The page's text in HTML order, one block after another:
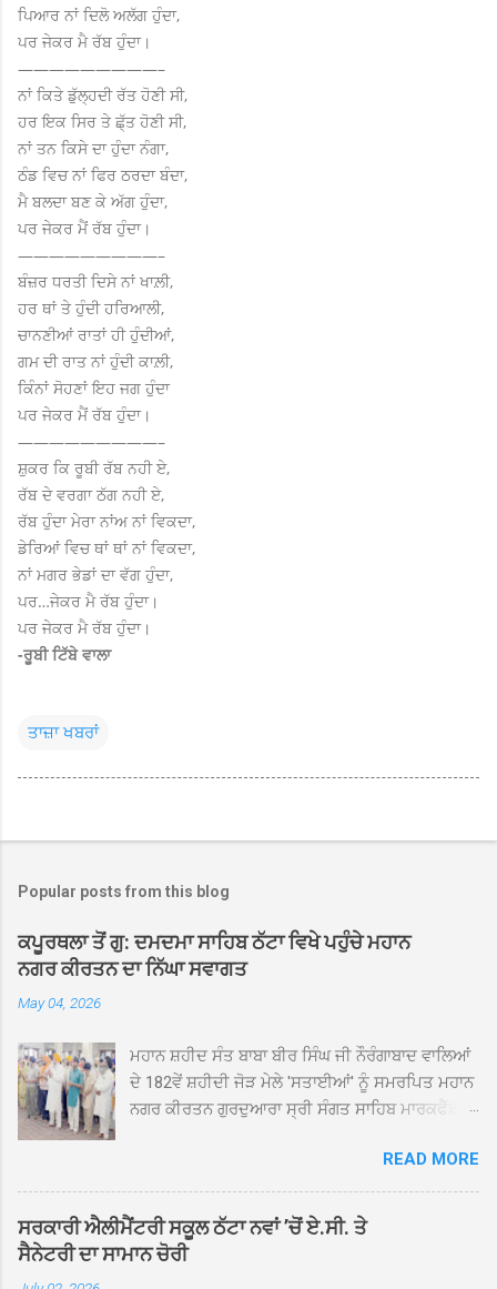
ਪਿਆਰ ਨਾਂ ਦਿਲੋ ਅਲੱਗ ਹੁੰਦਾ,
ਪਰ ਜੇਕਰ ਮੈ ਰੱਬ ਹੁੰਦਾ।
—————————–
ਨਾਂ ਕਿਤੇ ਡੁੱਲ੍ਹਦੀ ਰੱਤ ਹੋਣੀ ਸੀ,
ਹਰ ਇਕ ਸਿਰ ਤੇ ਛ੍‍ੱਤ ਹੋਣੀ ਸੀ,
ਨਾਂ ਤਨ ਕਿਸੇ ਦਾ ਹੁੰਦਾ ਨੰਗਾ,
ਠੰਡ ਵਿਚ ਨਾਂ ਫਿਰ ਠਰਦਾ ਬੰਦਾ,
ਮੈ ਬਲਦਾ ਬਣ ਕੇ ਅੱਗ ਹੁੰਦਾ,
ਪਰ ਜੇਕਰ ਮੈਂ ਰੱਬ ਹੁੰਦਾ।
—————————–
ਬੰਜ਼ਰ ਧਰਤੀ ਦਿਸੇ ਨਾਂ ਖਾਲ਼ੀ,
ਹਰ ਥਾਂ ਤੇ ਹੁੰਦੀ ਹਰਿਆਲੀ,
ਚਾਨਣੀਆਂ ਰਾਤਾਂ ਹੀ ਹੁੰਦੀਆਂ,
ਗਮ ਦੀ ਰਾਤ ਨਾਂ ਹੁੰਦੀ ਕਾਲ਼ੀ,
ਕਿੰਨਾਂ ਸੋਹਣਾਂ ਇਹ ਜਗ ਹੁੰਦਾ
ਪਰ ਜੇਕਰ ਮੈਂ ਰੱਬ ਹੁੰਦਾ।
—————————–
ਸ਼ੁਕਰ ਕਿ ਰੂਬੀ ਰੱਬ ਨਹੀ ਏ,
ਰੱਬ ਦੇ ਵਰਗਾ ਠੱਗ ਨਹੀ ਏ,
ਰੱਬ ਹੁੰਦਾ ਮੇਰਾ ਨਾਂਅ ਨਾਂ ਵਿਕਦਾ,
ਡੇਰਿਆਂ ਵਿਚ ਥਾਂ ਥਾਂ ਨਾਂ ਵਿਕਦਾ,
ਨਾਂ ਮਗਰ ਭੇਡਾਂ ਦਾ ਵੱਗ ਹੁੰਦਾ,
ਪਰ…ਜੇਕਰ ਮੈ ਰੱਬ ਹੁੰਦਾ।
ਪਰ ਜੇਕਰ ਮੈ ਰੱਬ ਹੁੰਦਾ।
-ਰੂਬੀ ਟਿੱਬੇ ਵਾਲਾ
ਤਾਜ਼ਾ ਖਬਰਾਂ
Popular posts from this blog
ਕਪੂਰਥਲਾ ਤੋਂ ਗੁ: ਦਮਦਮਾ ਸਾਹਿਬ ਠੱਟਾ ਵਿਖੇ ਪਹੁੰਚੇ ਮਹਾਨ
ਨਗਰ ਕੀਰਤਨ ਦਾ ਨਿੱਘਾ ਸਵਾਗਤ
May 04, 2026
ਮਹਾਨ ਸ਼ਹੀਦ ਸੰਤ ਬਾਬਾ ਬੀਰ ਸਿੰਘ ਜੀ ਨੌਰੰਗਾਬਾਦ ਵਾਲਿਆਂ
ਦੇ 182ਵੇਂ ਸ਼ਹੀਦੀ ਜੋੜ ਮੇਲੇ 'ਸਤਾਈਆਂ' ਨੂੰ ਸਮਰਪਿਤ ਮਹਾਨ
ਨਗਰ ਕੀਰਤਨ ਗੁਰਦੁਆਰਾ ਸ੍ਰੀ ਸੰਗਤ ਸਾਹਿਬ ਮਾਰਕਫੈੱਡ
ਸਰਪ੍ਰਸਤੀ ਹੇਠ, ਪੰਜ ਪਿਆਰਿਆਂ ਦੀ ਅਗਵਾਈ ਵਿੱਚ
ਮਹੱਲਾ ਸੰਤਪੁਰਾ ਤੋਂ ਪ੍ਰਾਰੰਭ ਹੋ ਕੇ ਪਿੰਡ ਭਗਤਪੁਰ,
ਭਗਵਾਨਪੁਰ, ਝੁੱਗੀਆਂ ਗੁਲਾਮ, ਮਜਾਦਪੁਰ, ਕੁੱਲੀਆਂ, ਰੱਤਾ ਨੌ
ਅਬਾਦ, ਕੋਲੀਆਂਵਾਲ, ਅੱਡਾ ਸਾਬੂਵਾਲ, ਦਰੀਏਵਾਲ,
READ MORE
ਸਰਕਾਰੀ ਐਲੀਮੈਂਟਰੀ ਸਕੂਲ ਠੱਟਾ ਨਵਾਂ ’ਚੋਂ ਏ.ਸੀ. ਤੇ
ਸੈਨੇਟਰੀ ਦਾ ਸਾਮਾਨ ਚੋਰੀ